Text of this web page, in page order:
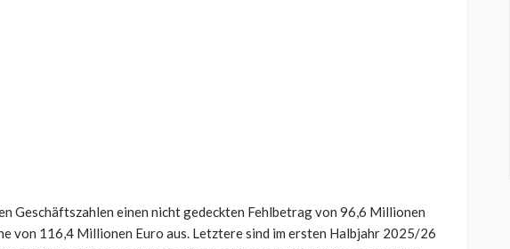
Geschäftszahlen einen nicht gedeckten Fehlbetrag von 96,6 Millionen
von 116,4 Millionen Euro aus. Letztere sind im ersten Halbjahr 2025/26